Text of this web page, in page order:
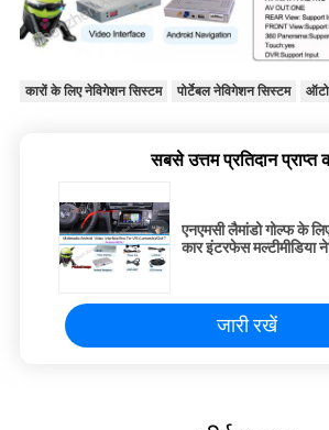
कारों के लिए नेविगेशन सिस्टम पोर्टेबल नेविगेशन सिस्टम
सबसे उत्तम प्रतिदान प्राप्त
एनएमसी लैमांडो गोल्फ के
कार इंटरफेस मल्टीमीडिया
जारी रखें